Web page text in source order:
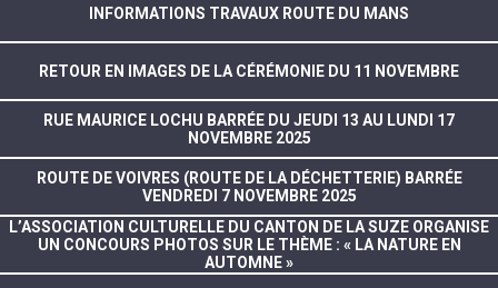
INFORMATIONS TRAVAUX ROUTE DU MANS
RETOUR EN IMAGES DE LA CÉRÉMONIE DU 11 NOVEMBRE
RUE MAURICE LOCHU BARRÉE DU JEUDI 13 AU LUNDI 17
NOVEMBRE 2025
ROUTE DE VOIVRES (ROUTE DE LA DÉCHETTERIE) BARRÉE
VENDREDI 7 NOVEMBRE 2025
L’ASSOCIATION CULTURELLE DU CANTON DE LA SUZE ORGANISE
UN CONCOURS PHOTOS SUR LE THÈME : « LA NATURE EN
AUTOMNE »